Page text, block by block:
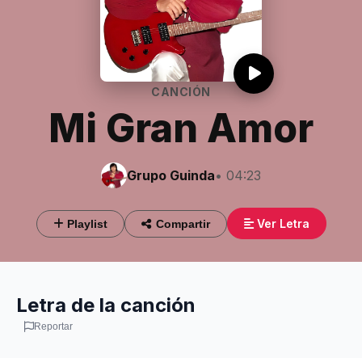
CANCIÓN
Mi Gran Amor
Grupo Guinda• 04:23
Playlist Compartir Ver Letra
Letra de la canción
Reportar